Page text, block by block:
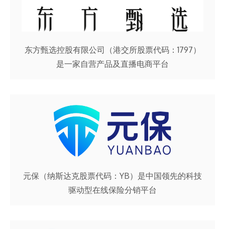
东方甄选控股有限公司（港交所股票代码：1797）
是一家自营产品及直播电商平台
元保（纳斯达克股票代码：YB）是中国领先的科技
驱动型在线保险分销平台